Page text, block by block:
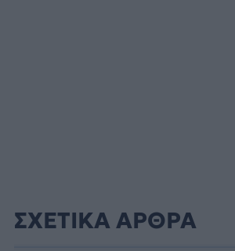
ΣΧΕΤΙΚΑ ΑΡΘΡΑ